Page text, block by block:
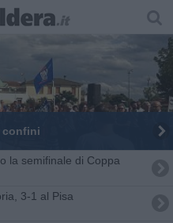
confini
la semifinale di Coppa
3-1 al Pisa